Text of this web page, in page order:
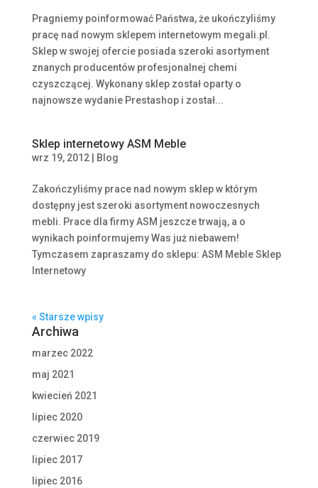
Pragniemy poinformować Państwa, że ukończyliśmy
pracę nad nowym sklepem internetowym megali.pl.
Sklep w swojej ofercie posiada szeroki asortyment
znanych producentów profesjonalnej chemi
czyszczącej. Wykonany sklep został oparty o
najnowsze wydanie Prestashop i został...
Sklep internetowy ASM Meble
wrz 19, 2012| Blog
Zakończyliśmy prace nad nowym sklep w którym
dostępny jest szeroki asortyment nowoczesnych
mebli. Prace dla firmy ASM jeszcze trwają, a o
wynikach poinformujemy Was już niebawem!
Tymczasem zapraszamy do sklepu: ASM Meble Sklep
Internetowy
« Starsze wpisy
Archiwa
marzec 2022
maj 2021
kwiecień 2021
lipiec 2020
czerwiec 2019
lipiec 2017
lipiec 2016